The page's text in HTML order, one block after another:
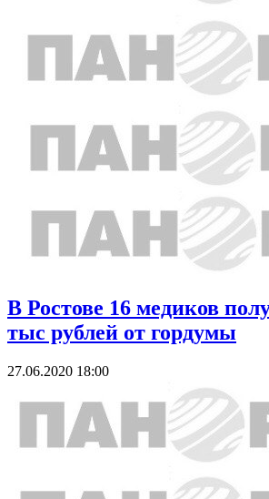
В Ростове 16 медиков
тыс рублей от гордумы
27.06.2020 18:00